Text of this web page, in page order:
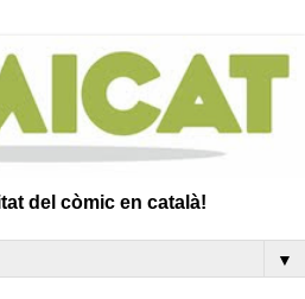
del còmic en català!
▼